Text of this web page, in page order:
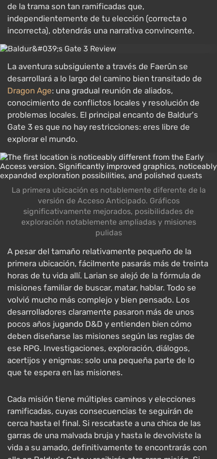
de la trama son tan ramificadas que,
independientemente de tu elección (correcta o
incorrecta), obtendrás una narrativa convincente.
La aventura subsiguiente a través de Faerûn se
desarrollará a lo largo del camino bien transitado de
Dragon Age: una gradual reunión de aliados,
conocimiento de conflictos locales y resolución de
problemas locales. El principal encanto de Baldur's
Gate 3 es que no hay restricciones: eres libre de
explorar el mundo.
La primera ubicación es notablemente diferente de la
versión de Acceso Anticipado. Gráficos
significativamente mejorados, posibilidades de
exploración notablemente ampliadas y misiones
pulidas
A pesar del tamaño relativamente pequeño de la
primera ubicación, fácilmente pasarás más de treinta
horas de tu vida allí. Larian se alejó de la fórmula de
misiones familiar de buscar, matar, hablar. Todo se
volvió mucho más complejo y bien pensado. Los
desarrolladores claramente pasaron más de unos
pocos años jugando D&D y entienden bien cómo
deben diseñarse las misiones según las reglas de
ese RPG. Investigaciones, exploración, diálogos,
acertijos y enigmas: solo una pequeña parte de lo
que te espera en las misiones.
Cada misión tiene múltiples caminos y elecciones
ramificadas, cuyas consecuencias te seguirán de
cerca hasta el final. Si rescataste a una chica de las
garras de una malvada bruja y hasta le devolviste la
vida a su amado, definitivamente te encontrarás con